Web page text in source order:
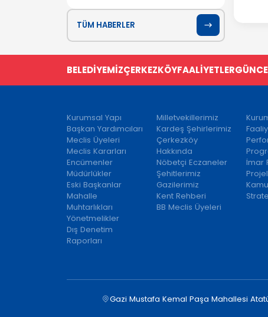
TÜM HABERLER
BELEDİYEMİZÇERKEZKÖYFAALİYETLER
Kurumsal Yapı
Başkan Yardımcıları
Meclis Üyeleri
Meclis Kararları
Encümenler
Müdürlükler
Eski Başkanlar
Mahalle
Muhtarlıkları
Yönetmelikler
Dış Denetim
Raporları
Milletvekillerimiz
Kardeş Şehirlerimiz
Çerkezköy
Hakkında
Nöbetçi Eczaneler
Şehitlerimiz
Gazilerimiz
Kent Rehberi
BB Meclis Üyeleri
İmar
Gazi Mustafa Kemal Paşa Mahallesi